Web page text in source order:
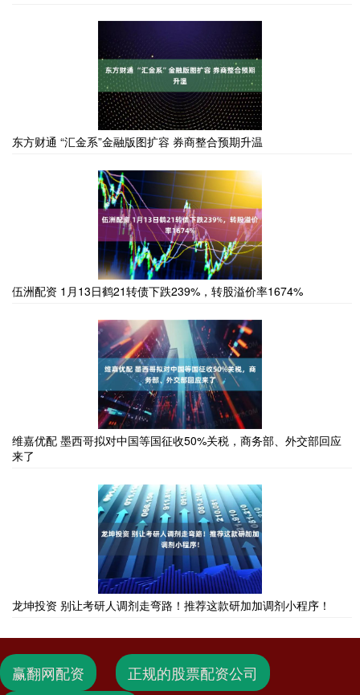
东方财通 “汇金系”金融版图扩容 券商整合预期升温
伍洲配资 1月13日鹤21转债下跌239%，转股溢价率1674%
维嘉优配 墨西哥拟对中国等国征收50%关税，商务部、外交部回应
来了
龙坤投资 别让考研人调剂走弯路！推荐这款研加加调剂小程序！
赢翻网配资 正规的股票配资公司